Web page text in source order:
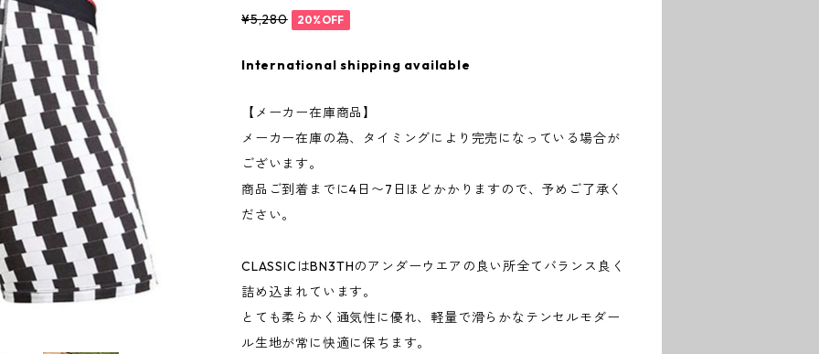
¥5,280 20%OFF
International shipping available
【メーカー在庫商品】
メーカー在庫の為、タイミングにより完売になっている場合が
ございます。
商品ご到着までに4日〜7日ほどかかりますので、予めご了承く
ださい。
CLASSICはBN3THのアンダーウエアの良い所全てバランス良く
詰め込まれています。
とても柔らかく通気性に優れ、軽量で滑らかなテンセルモダー
ル生地が常に快適に保ちます。